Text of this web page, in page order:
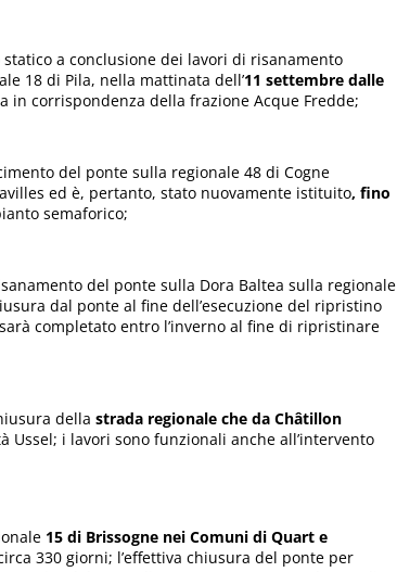
a conclusione dei lavori di risanamento
18 di Pila, nella mattinata dell’11 settembre dalle
in corrispondenza della frazione Acque Fredde;
del ponte sulla regionale 48 di Cogne
ed è, pertanto, stato nuovamente istituito, fino
semaforico;
del ponte sulla Dora Baltea sulla regionale
dal ponte al fine dell’esecuzione del ripristino
completato entro l’inverno al fine di ripristinare
della strada regionale che da Châtillon
Ussel; i lavori sono funzionali anche all’intervento
15 di Brissogne nei Comuni di Quart e
330 giorni; l’effettiva chiusura del ponte per